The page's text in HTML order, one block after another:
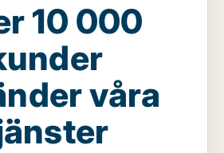
10 000
våra